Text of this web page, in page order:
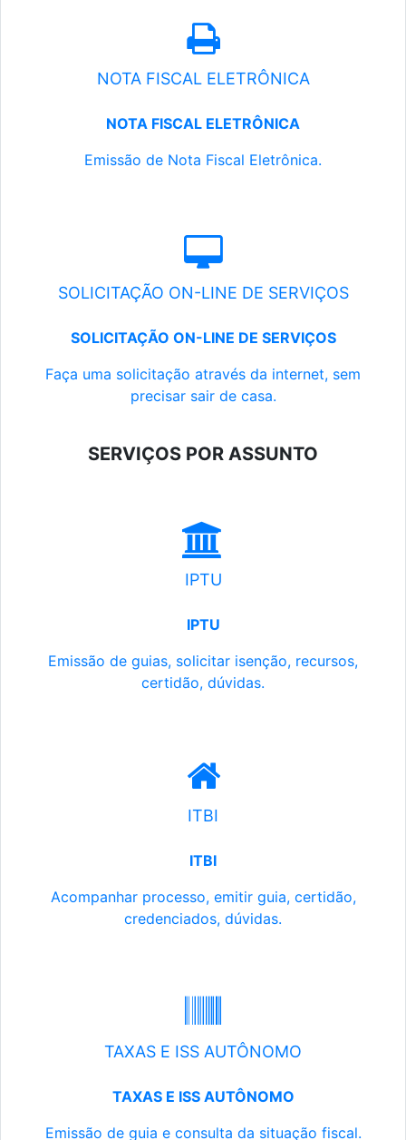
NOTA FISCAL ELETRÔNICA
NOTA FISCAL ELETRÔNICA
Emissão de Nota Fiscal Eletrônica.
SOLICITAÇÃO ON-LINE DE SERVIÇOS
SOLICITAÇÃO ON-LINE DE SERVIÇOS
Faça uma solicitação através da internet, sem
precisar sair de casa.
SERVIÇOS POR ASSUNTO
IPTU
IPTU
Emissão de guias, solicitar isenção, recursos,
certidão, dúvidas.
ITBI
ITBI
Acompanhar processo, emitir guia, certidão,
credenciados, dúvidas.
TAXAS E ISS AUTÔNOMO
TAXAS E ISS AUTÔNOMO
Emissão de guia e consulta da situação fiscal.